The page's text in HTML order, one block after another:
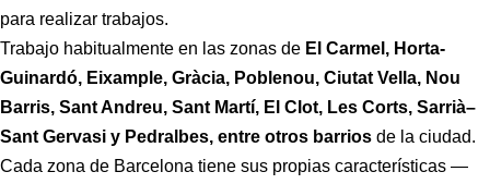
para realizar trabajos.
Trabajo habitualmente en las zonas de El Carmel, Horta-
Guinardó, Eixample, Gràcia, Poblenou, Ciutat Vella, Nou
Barris, Sant Andreu, Sant Martí, El Clot, Les Corts, Sarrià–
Sant Gervasi y Pedralbes, entre otros barrios de la ciudad.
Cada zona de Barcelona tiene sus propias características —